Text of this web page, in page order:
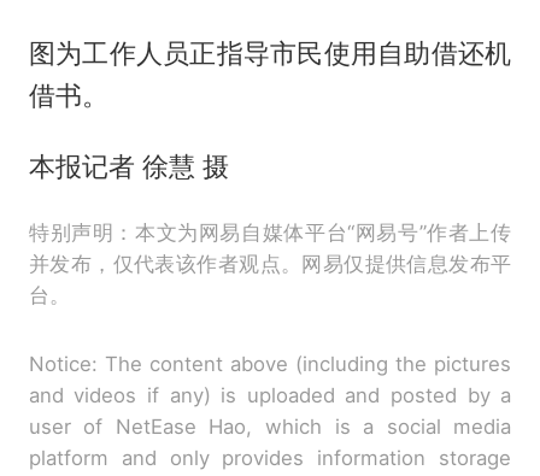
图为工作人员正指导市民使用自助借还机
借书。
本报记者 徐慧 摄
特别声明：本文为网易自媒体平台“网易号”作者上传
并发布，仅代表该作者观点。网易仅提供信息发布平
台。
Notice: The content above (including the pictures
and videos if any) is uploaded and posted by a
user of NetEase Hao, which is a social media
platform and only provides information storage